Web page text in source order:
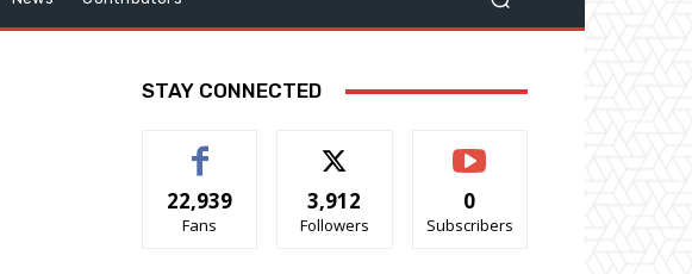
STAY CONNECTED
22,939
Fans
3,912
Followers
0
Subscribers